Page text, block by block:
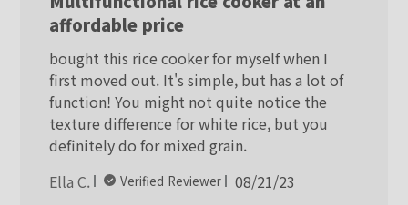
affordable price
bought this rice cooker for myself when I
first moved out. It's simple, but has a lot of
function! You might not quite notice the
texture difference for white rice, but you
definitely do for mixed grain.
Ella C.
Verified Reviewer
Published
08/21/23